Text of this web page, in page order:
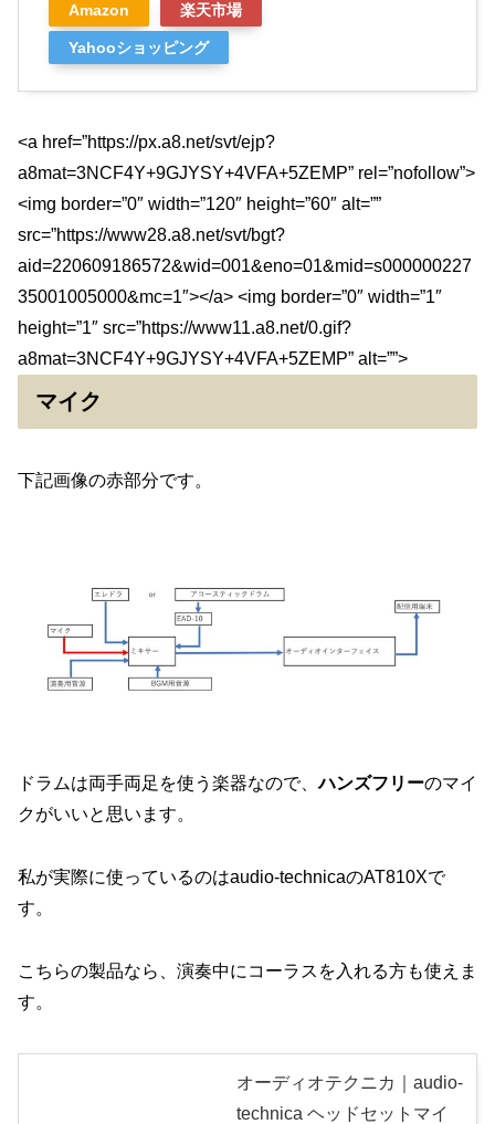
Amazon 楽天市場
Yahooショッピング
<a href=”https://px.a8.net/svt/ejp?
a8mat=3NCF4Y+9GJYSY+4VFA+5ZEMP” rel=”nofollow”>
<img border=”0″ width=”120″ height=”60″ alt=””
src=”https://www28.a8.net/svt/bgt?
aid=220609186572&wid=001&eno=01&mid=s000000227
35001005000&mc=1″></a> <img border=”0″ width=”1″
height=”1″ src=”https://www11.a8.net/0.gif?
a8mat=3NCF4Y+9GJYSY+4VFA+5ZEMP” alt=””>
マイク
下記画像の赤部分です。
ドラムは両手両足を使う楽器なので、ハンズフリーのマイ
クがいいと思います。
私が実際に使っているのはaudio-technicaのAT810Xで
す。
こちらの製品なら、演奏中にコーラスを入れる方も使えま
す。
オーディオテクニカ｜audio-
technica ヘッドセットマイ